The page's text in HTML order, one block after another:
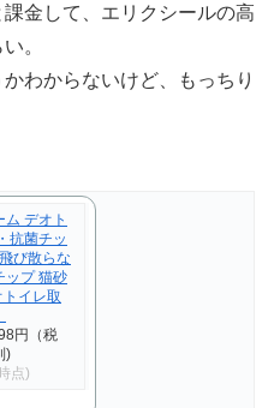
金して、エリクシールの高
。
わからないけど、もっちり
ム デオト
抗菌チッ
び散らな
ップ 猫砂
イレ取
円（税
)
点)